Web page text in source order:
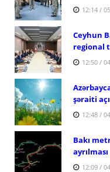
12:14 /
Ceyhun
regional
12:50 /
şəraiti
12:48 /
Bakı
12:09 /